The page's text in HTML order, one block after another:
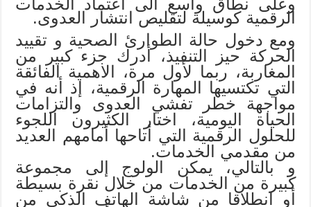
الرقمية كوسيلة لتقليص انتشار العدوى.
ومع دخول حالة الطوارئ الصحية و تقييد
الحركة حيز التنفيذ، أدرك جزء كبير من
المغاربة، ربما لأول مرة، الاهمية الفائقة
التي تكتسيها المهارة الرقمية، إذ أنه في
مواجهة خطر تفشي العدوى والتزامات
الحياة اليومية، اختار الكثيرون اللجوء
للحلول الرقمية التي أتاحها أمامهم العديد
من مقدمي الخدمات.
و بالتالي، يمكن الولوج إلى مجموعة
كبيرة من الخدمات من خلال نقرة بسيطة
أو انطلاقا من شاشة الهاتف الذكي من